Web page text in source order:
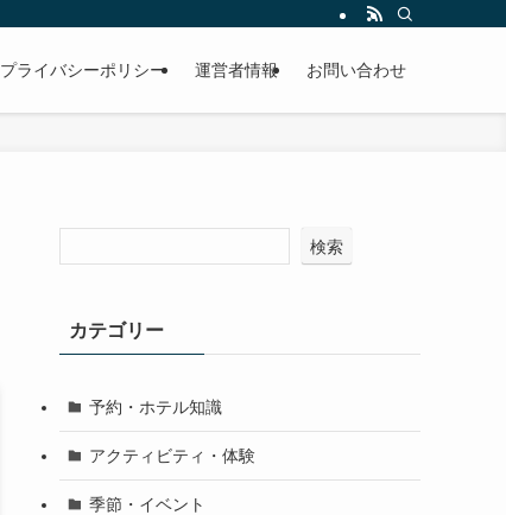
プライバシーポリシー 運営者情報 お問い合わせ
検索
カテゴリー
予約・ホテル知識
アクティビティ・体験
季節・イベント